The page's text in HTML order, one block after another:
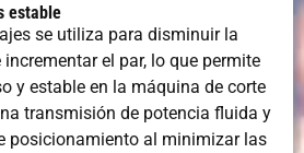
estable
se utiliza para disminuir la
el par, lo que permite
y estable en la máquina de corte
transmisión de potencia fluida y
posicionamiento al minimizar las